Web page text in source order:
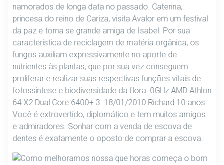
namorados de longa data no passado. Caterina,
princesa do reino de Cariza, visita Avalor em um festival
da paz e torna se grande amiga de Isabel. Por sua
característica de reciclagem de matéria orgânica, os
fungos auxiliam expressivamente no aporte de
nutrientes às plantas, que por sua vez conseguem
proliferar e realizar suas respectivas funções vitais de
fotossíntese e biodiversidade da flora. 0GHz AMD Athlon
64 X2 Dual Core 6400+ 3. 18/01/2010 Richard 10 anos.
Você é extrovertido, diplomático e tem muitos amigos
e admiradores. Sonhar com a venda de escova de
dentes é exatamente o oposto de comprar a escova.